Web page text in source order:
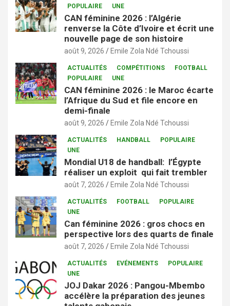
POPULAIRE
UNE
CAN féminine 2026 : l’Algérie
renverse la Côte d’Ivoire et écrit une
nouvelle page de son histoire
août 9, 2026 Emile Zola Ndé Tchoussi
ACTUALITÉS COMPÉTITIONS
FOOTBALL
POPULAIRE
UNE
CAN féminine 2026 : le Maroc écarte
l’Afrique du Sud et file encore en
demi-finale
août 9, 2026 Emile Zola Ndé Tchoussi
ACTUALITÉS HANDBALL
POPULAIRE
UNE
Mondial U18 de handball: l’Égypte
réaliser un exploit qui fait trembler
août 7, 2026 Emile Zola Ndé Tchoussi
ACTUALITÉS FOOTBALL
POPULAIRE
UNE
Can féminine 2026 : gros chocs en
perspective lors des quarts de finale
août 7, 2026 Emile Zola Ndé Tchoussi
ACTUALITÉS EVÉNEMENTS
POPULAIRE
UNE
JOJ Dakar 2026 : Pangou-Mbembo
accélère la préparation des jeunes